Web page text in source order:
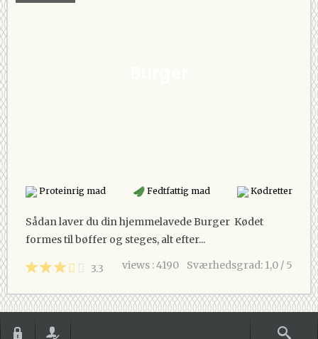
Proteinrig mad Fedtfattig mad Kødretter
Sådan laver du din hjemmelavede Burger Kødet
formes til bøffer og steges, alt efter...
3.3 Sværhedsgrad: 1,0 / 5
views : 4190